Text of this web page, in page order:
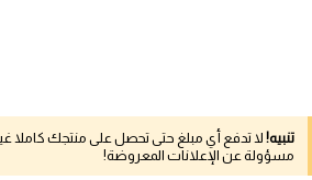
تنبيه! لا تدفع أي مبلغ حتى تحصل على منتجك كاملا
مسؤولة عن الإعلانات المعروضة!